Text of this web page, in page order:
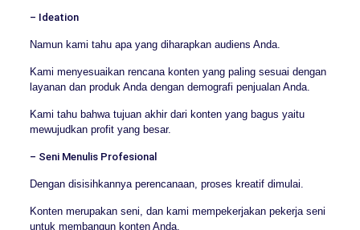
– Ideation
Namun kami tahu apa yang diharapkan audiens Anda.
Kami menyesuaikan rencana konten yang paling sesuai dengan
layanan dan produk Anda dengan demografi penjualan Anda.
Kami tahu bahwa tujuan akhir dari konten yang bagus yaitu
mewujudkan profit yang besar.
– Seni Menulis Profesional
Dengan disisihkannya perencanaan, proses kreatif dimulai.
Konten merupakan seni, dan kami mempekerjakan pekerja seni
untuk membangun konten Anda.